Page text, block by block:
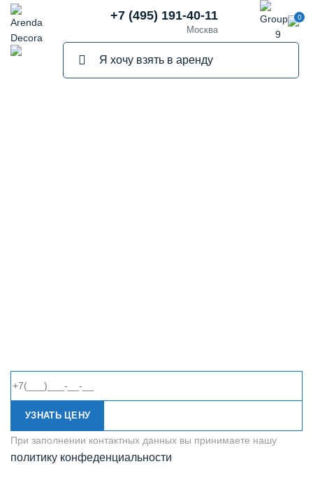
+7 (495) 191-40-11
Москва
0
УЗНАТЬ ЦЕНУ
При заполнении контактных данных вы принимаете нашу
политику конфеденциальности